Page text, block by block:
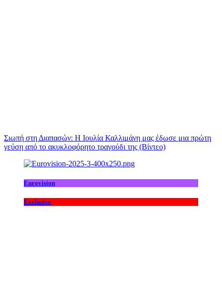
Σιωπή στη Διαπασών: Η Ιουλία Καλλιμάνη μας έδωσε μια πρώτη
γεύση από το ακυκλοφόρητο τραγούδι της (Βίντεο)
Eurovision
Exclusive